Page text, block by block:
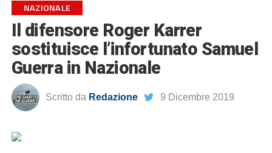
NAZIONALE
Il difensore Roger Karrer
sostituisce l’infortunato Samuel
Guerra in Nazionale
Scritto da Redazione 9 Dicembre 2019